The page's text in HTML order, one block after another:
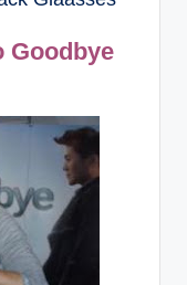
Goodbye